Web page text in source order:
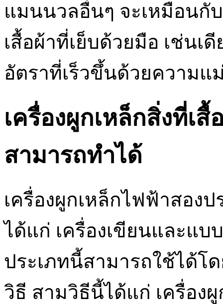
แมนนวลอื่นๆ จะเหมือนกั
เสื้อผ้าที่เย็บด้วยมือ เช่นเ
อัตราที่เร็วขึ้นด้วยความแ
เครื่องผูกเหล็กสิ่งที่เ
สามารถทำได้
เครื่องผูกเหล็กไฟฟ้าสอง
ได้แก่ เครื่องเขียนและแบ
ประเภทนี้สามารถใช้ได้โ
วิธี สามวิธีนี้ได้แก่ เครื่อง